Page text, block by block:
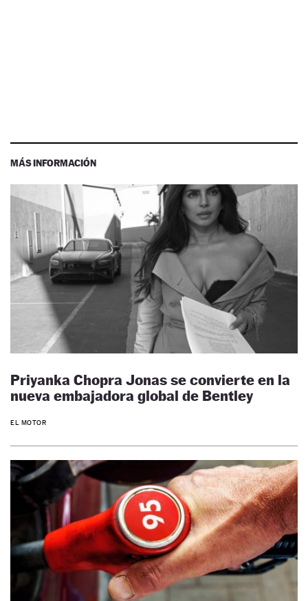
MÁS INFORMACIÓN
Priyanka Chopra Jonas se convierte en la
nueva embajadora global de Bentley
EL MOTOR